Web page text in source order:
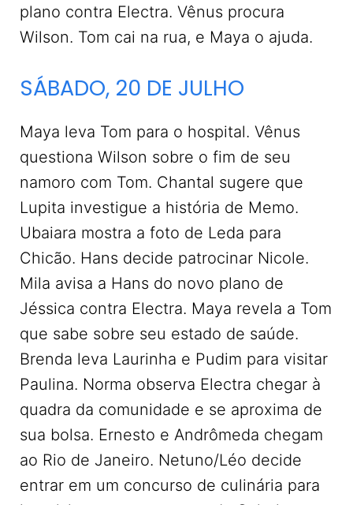
plano contra Electra. Vênus procura
Wilson. Tom cai na rua, e Maya o ajuda.
SÁBADO, 20 DE JULHO
Maya leva Tom para o hospital. Vênus
questiona Wilson sobre o fim de seu
namoro com Tom. Chantal sugere que
Lupita investigue a história de Memo.
Ubaiara mostra a foto de Leda para
Chicão. Hans decide patrocinar Nicole.
Mila avisa a Hans do novo plano de
Jéssica contra Electra. Maya revela a Tom
que sabe sobre seu estado de saúde.
Brenda leva Laurinha e Pudim para visitar
Paulina. Norma observa Electra chegar à
quadra da comunidade e se aproxima de
sua bolsa. Ernesto e Andrômeda chegam
ao Rio de Janeiro. Netuno/Léo decide
entrar em um concurso de culinária para